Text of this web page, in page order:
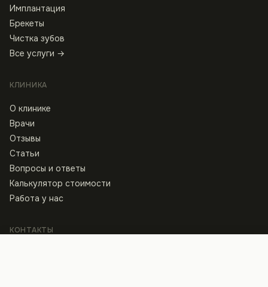
Имплантация
Брекеты
Чистка зубов
Все услуги →
КЛИНИКА
О клинике
Врачи
Отзывы
Статьи
Вопросы и ответы
Калькулятор стоимости
Работа у нас
КОНТАКТЫ